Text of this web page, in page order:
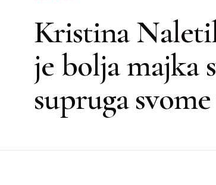
Kristina
je bolja majka
supruga